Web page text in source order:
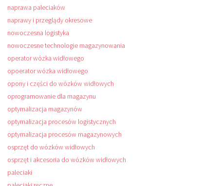
naprawa paleciaków
naprawy i przeglądy okresowe
nowoczesna logistyka
nowoczesne technologie magazynowania
operator wózka widłowego
opoerator wózka widłowego
opony i części do wózków widłowych
oprogramowanie dla magazynu
optymalizacja magazynów
optymalizacja procesów logistycznych
optymalizacja procesów magazynowych
osprzęt do wózków widłowych
osprzęt i akcesoria do wózków widłowych
paleciaki